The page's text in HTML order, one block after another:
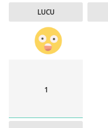
LUCU
1